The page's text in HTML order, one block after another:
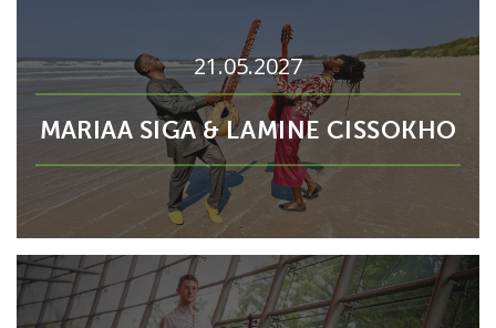
21.05.2027
MARIAA SIGA & LAMINE CISSOKHO